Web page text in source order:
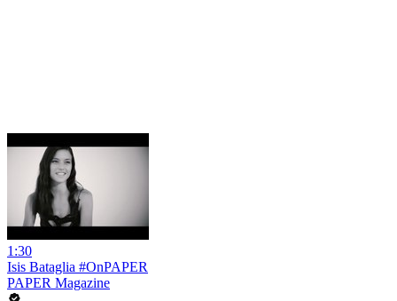
1:30
Isis Bataglia #OnPAPER
PAPER Magazine